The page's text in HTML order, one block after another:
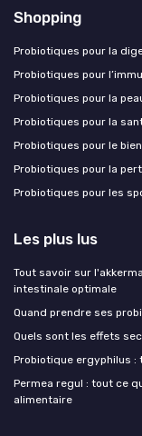
Shopping
Probiotiques pour la
Probiotiques pour
Probiotiques pour la
Probiotiques pour la
Probiotiques pour le
Probiotiques pour la
Probiotiques pour les
Les plus lus
Tout savoir sur
intestinale optimale
Quand prendre ses
Quels sont les effets
Probiotique ergyphilus :
Permea regul : tout ce
alimentaire